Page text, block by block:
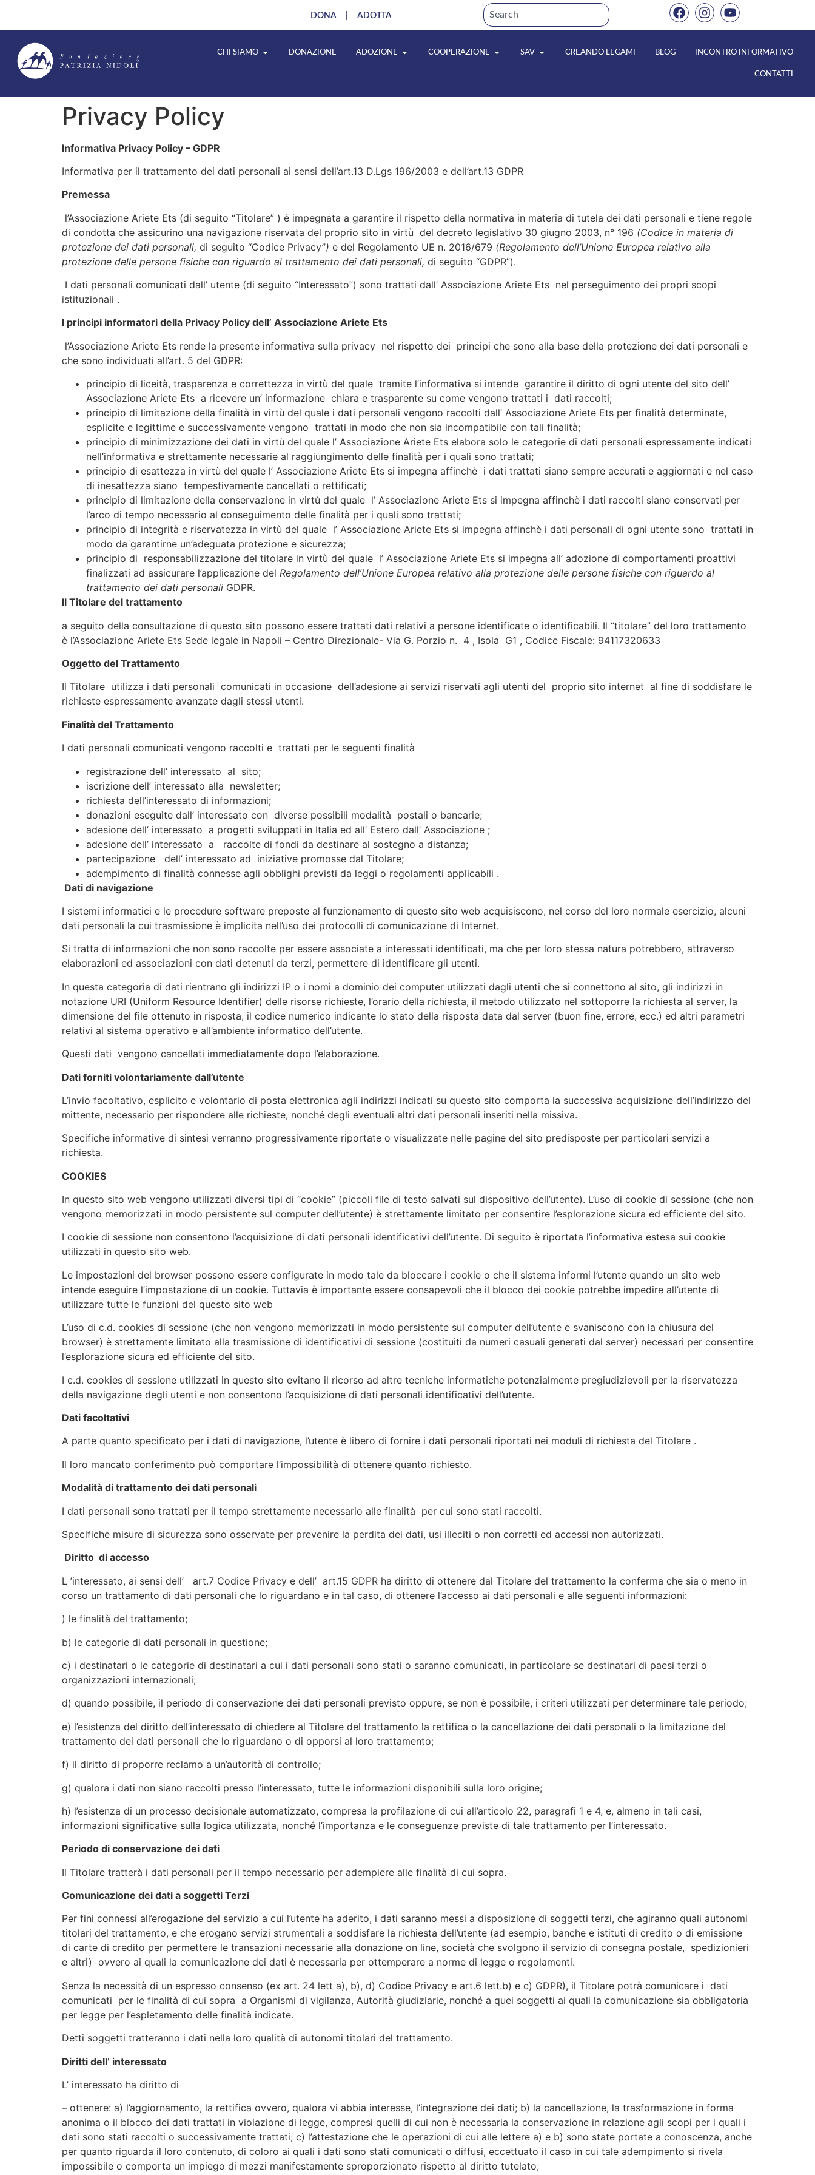
DONA |ADOTTA
CHI SIAMO DONAZIONE ADOZIONE COOPERAZIONE SAV CREANDO LEGAMI BLOG INCONTRO INFORMATIVO
CONTATTI
Privacy Policy
Informativa Privacy Policy – GDPR
Informativa per il trattamento dei dati personali ai sensi dell’art.13 D.Lgs 196/2003 e dell’art.13 GDPR
Premessa
l’Associazione Ariete Ets (di seguito “Titolare” ) è impegnata a garantire il rispetto della normativa in materia di tutela dei dati personali e tiene regole
di condotta che assicurino una navigazione riservata del proprio sito in virtù del decreto legislativo 30 giugno 2003, n° 196 (Codice in materia di
protezione dei dati personali, di seguito “Codice Privacy”) e del Regolamento UE n. 2016/679 (Regolamento dell’Unione Europea relativo alla
protezione delle persone fisiche con riguardo al trattamento dei dati personali, di seguito “GDPR”).
I dati personali comunicati dall’ utente (di seguito “Interessato”) sono trattati dall’ Associazione Ariete Ets nel perseguimento dei propri scopi
istituzionali .
I principi informatori della Privacy Policy dell’ Associazione Ariete Ets
l’Associazione Ariete Ets rende la presente informativa sulla privacy nel rispetto dei principi che sono alla base della protezione dei dati personali e
che sono individuati all’art. 5 del GDPR:
principio di liceità, trasparenza e correttezza in virtù del quale tramite l’informativa si intende garantire il diritto di ogni utente del sito dell’
Associazione Ariete Ets a ricevere un’ informazione chiara e trasparente su come vengono trattati i dati raccolti;
principio di limitazione della finalità in virtù del quale i dati personali vengono raccolti dall’ Associazione Ariete Ets per finalità determinate,
esplicite e legittime e successivamente vengono trattati in modo che non sia incompatibile con tali finalità;
principio di minimizzazione dei dati in virtù del quale l’ Associazione Ariete Ets elabora solo le categorie di dati personali espressamente indicati
nell’informativa e strettamente necessarie al raggiungimento delle finalità per i quali sono trattati;
principio di esattezza in virtù del quale l’ Associazione Ariete Ets si impegna affinchè i dati trattati siano sempre accurati e aggiornati e nel caso
di inesattezza siano tempestivamente cancellati o rettificati;
principio di limitazione della conservazione in virtù del quale l’ Associazione Ariete Ets si impegna affinchè i dati raccolti siano conservati per
l’arco di tempo necessario al conseguimento delle finalità per i quali sono trattati;
principio di integrità e riservatezza in virtù del quale l’ Associazione Ariete Ets si impegna affinchè i dati personali di ogni utente sono trattati in
modo da garantirne un’adeguata protezione e sicurezza;
principio di responsabilizzazione del titolare in virtù del quale l’ Associazione Ariete Ets si impegna all’ adozione di comportamenti proattivi
finalizzati ad assicurare l’applicazione del Regolamento dell’Unione Europea relativo alla protezione delle persone fisiche con riguardo al
trattamento dei dati personali GDPR.
Il Titolare del trattamento
a seguito della consultazione di questo sito possono essere trattati dati relativi a persone identificate o identificabili. Il “titolare” del loro trattamento
è l’Associazione Ariete Ets Sede legale in Napoli – Centro Direzionale- Via G. Porzio n. 4 , Isola G1 , Codice Fiscale: 94117320633
Oggetto del Trattamento
Il Titolare utilizza i dati personali comunicati in occasione dell’adesione ai servizi riservati agli utenti del proprio sito internet al fine di soddisfare le
richieste espressamente avanzate dagli stessi utenti.
Finalità del Trattamento
I dati personali comunicati vengono raccolti e trattati per le seguenti finalità
registrazione dell’ interessato al sito;
iscrizione dell’ interessato alla newsletter;
richiesta dell’interessato di informazioni;
donazioni eseguite dall’ interessato con diverse possibili modalità postali o bancarie;
adesione dell’ interessato a progetti sviluppati in Italia ed all’ Estero dall’ Associazione ;
adesione dell’ interessato a raccolte di fondi da destinare al sostegno a distanza;
partecipazione dell’ interessato ad iniziative promosse dal Titolare;
adempimento di finalità connesse agli obblighi previsti da leggi o regolamenti applicabili .
Dati di navigazione
I sistemi informatici e le procedure software preposte al funzionamento di questo sito web acquisiscono, nel corso del loro normale esercizio, alcuni
dati personali la cui trasmissione è implicita nell’uso dei protocolli di comunicazione di Internet.
Si tratta di informazioni che non sono raccolte per essere associate a interessati identificati, ma che per loro stessa natura potrebbero, attraverso
elaborazioni ed associazioni con dati detenuti da terzi, permettere di identificare gli utenti.
In questa categoria di dati rientrano gli indirizzi IP o i nomi a dominio dei computer utilizzati dagli utenti che si connettono al sito, gli indirizzi in
notazione URI (Uniform Resource Identifier) delle risorse richieste, l’orario della richiesta, il metodo utilizzato nel sottoporre la richiesta al server, la
dimensione del file ottenuto in risposta, il codice numerico indicante lo stato della risposta data dal server (buon fine, errore, ecc.) ed altri parametri
relativi al sistema operativo e all’ambiente informatico dell’utente.
Questi dati vengono cancellati immediatamente dopo l’elaborazione.
Dati forniti volontariamente dall’utente
L’invio facoltativo, esplicito e volontario di posta elettronica agli indirizzi indicati su questo sito comporta la successiva acquisizione dell’indirizzo del
mittente, necessario per rispondere alle richieste, nonché degli eventuali altri dati personali inseriti nella missiva.
Specifiche informative di sintesi verranno progressivamente riportate o visualizzate nelle pagine del sito predisposte per particolari servizi a
richiesta.
COOKIES
In questo sito web vengono utilizzati diversi tipi di “cookie” (piccoli file di testo salvati sul dispositivo dell’utente). L’uso di cookie di sessione (che non
vengono memorizzati in modo persistente sul computer dell’utente) è strettamente limitato per consentire l’esplorazione sicura ed efficiente del sito.
I cookie di sessione non consentono l’acquisizione di dati personali identificativi dell’utente. Di seguito è riportata l’informativa estesa sui cookie
utilizzati in questo sito web.
Le impostazioni del browser possono essere configurate in modo tale da bloccare i cookie o che il sistema informi l’utente quando un sito web
intende eseguire l’impostazione di un cookie. Tuttavia è importante essere consapevoli che il blocco dei cookie potrebbe impedire all’utente di
utilizzare tutte le funzioni del questo sito web
L’uso di c.d. cookies di sessione (che non vengono memorizzati in modo persistente sul computer dell’utente e svaniscono con la chiusura del
browser) è strettamente limitato alla trasmissione di identificativi di sessione (costituiti da numeri casuali generati dal server) necessari per consentire
l’esplorazione sicura ed efficiente del sito.
I c.d. cookies di sessione utilizzati in questo sito evitano il ricorso ad altre tecniche informatiche potenzialmente pregiudizievoli per la riservatezza
della navigazione degli utenti e non consentono l’acquisizione di dati personali identificativi dell’utente.
Dati facoltativi
A parte quanto specificato per i dati di navigazione, l’utente è libero di fornire i dati personali riportati nei moduli di richiesta del Titolare .
Il loro mancato conferimento può comportare l’impossibilità di ottenere quanto richiesto.
Modalità di trattamento dei dati personali
I dati personali sono trattati per il tempo strettamente necessario alle finalità per cui sono stati raccolti.
Specifiche misure di sicurezza sono osservate per prevenire la perdita dei dati, usi illeciti o non corretti ed accessi non autorizzati.
Diritto di accesso
L ’interessato, ai sensi dell’ art.7 Codice Privacy e dell’ art.15 GDPR ha diritto di ottenere dal Titolare del trattamento la conferma che sia o meno in
corso un trattamento di dati personali che lo riguardano e in tal caso, di ottenere l’accesso ai dati personali e alle seguenti informazioni:
) le finalità del trattamento;
b) le categorie di dati personali in questione;
c) i destinatari o le categorie di destinatari a cui i dati personali sono stati o saranno comunicati, in particolare se destinatari di paesi terzi o
organizzazioni internazionali;
d) quando possibile, il periodo di conservazione dei dati personali previsto oppure, se non è possibile, i criteri utilizzati per determinare tale periodo;
e) l’esistenza del diritto dell’interessato di chiedere al Titolare del trattamento la rettifica o la cancellazione dei dati personali o la limitazione del
trattamento dei dati personali che lo riguardano o di opporsi al loro trattamento;
f) il diritto di proporre reclamo a un’autorità di controllo;
g) qualora i dati non siano raccolti presso l’interessato, tutte le informazioni disponibili sulla loro origine;
h) l’esistenza di un processo decisionale automatizzato, compresa la profilazione di cui all’articolo 22, paragrafi 1 e 4, e, almeno in tali casi,
informazioni significative sulla logica utilizzata, nonché l’importanza e le conseguenze previste di tale trattamento per l’interessato.
Periodo di conservazione dei dati
Il Titolare tratterà i dati personali per il tempo necessario per adempiere alle finalità di cui sopra.
Comunicazione dei dati a soggetti Terzi
Per fini connessi all’erogazione del servizio a cui l’utente ha aderito, i dati saranno messi a disposizione di soggetti terzi, che agiranno quali autonomi
titolari del trattamento, e che erogano servizi strumentali a soddisfare la richiesta dell’utente (ad esempio, banche e istituti di credito o di emissione
di carte di credito per permettere le transazioni necessarie alla donazione on line, società che svolgono il servizio di consegna postale, spedizionieri
e altri) ovvero ai quali la comunicazione dei dati è necessaria per ottemperare a norme di legge o regolamenti.
Senza la necessità di un espresso consenso (ex art. 24 lett a), b), d) Codice Privacy e art.6 lett.b) e c) GDPR), il Titolare potrà comunicare i dati
comunicati per le finalità di cui sopra a Organismi di vigilanza, Autorità giudiziarie, nonché a quei soggetti ai quali la comunicazione sia obbligatoria
per legge per l’espletamento delle finalità indicate.
Detti soggetti tratteranno i dati nella loro qualità di autonomi titolari del trattamento.
Diritti dell’ interessato
L’ interessato ha diritto di
– ottenere: a) l’aggiornamento, la rettifica ovvero, qualora vi abbia interesse, l’integrazione dei dati; b) la cancellazione, la trasformazione in forma
anonima o il blocco dei dati trattati in violazione di legge, compresi quelli di cui non è necessaria la conservazione in relazione agli scopi per i quali i
dati sono stati raccolti o successivamente trattati; c) l’attestazione che le operazioni di cui alle lettere a) e b) sono state portate a conoscenza, anche
per quanto riguarda il loro contenuto, di coloro ai quali i dati sono stati comunicati o diffusi, eccettuato il caso in cui tale adempimento si rivela
impossibile o comporta un impiego di mezzi manifestamente sproporzionato rispetto al diritto tutelato;